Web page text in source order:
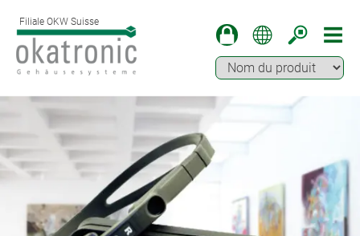
Filiale OKW Suisse